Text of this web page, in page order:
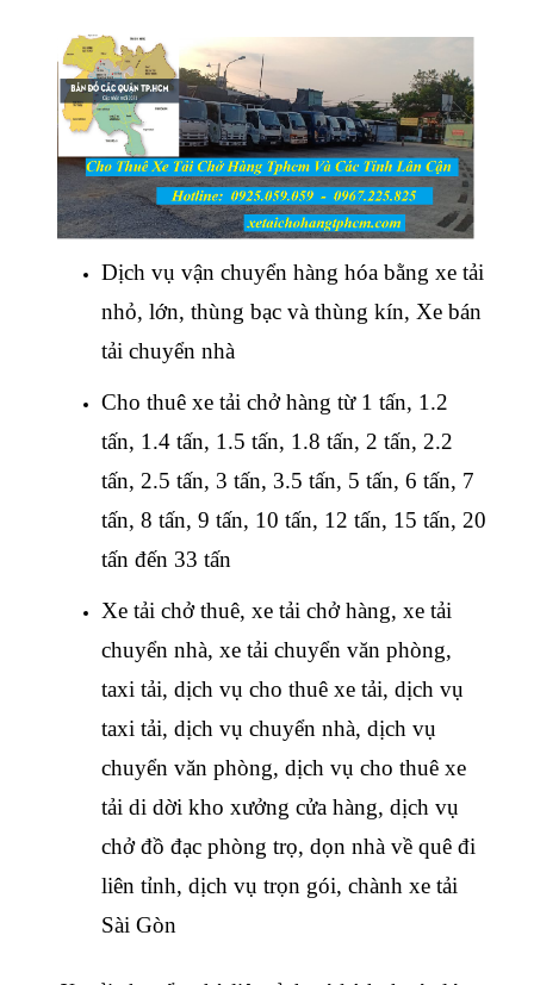
Dịch vụ vận chuyển hàng hóa bằng xe tải
nhỏ, lớn, thùng bạc và thùng kín, Xe bán
tải chuyển nhà
Cho thuê xe tải chở hàng từ 1 tấn, 1.2
tấn, 1.4 tấn, 1.5 tấn, 1.8 tấn, 2 tấn, 2.2
tấn, 2.5 tấn, 3 tấn, 3.5 tấn, 5 tấn, 6 tấn, 7
tấn, 8 tấn, 9 tấn, 10 tấn, 12 tấn, 15 tấn, 20
tấn đến 33 tấn
Xe tải chở thuê, xe tải chở hàng, xe tải
chuyển nhà, xe tải chuyển văn phòng,
taxi tải, dịch vụ cho thuê xe tải, dịch vụ
taxi tải, dịch vụ chuyển nhà, dịch vụ
chuyển văn phòng, dịch vụ cho thuê xe
tải di dời kho xưởng cửa hàng, dịch vụ
chở đồ đạc phòng trọ, dọn nhà về quê đi
liên tỉnh, dịch vụ trọn gói, chành xe tải
Sài Gòn